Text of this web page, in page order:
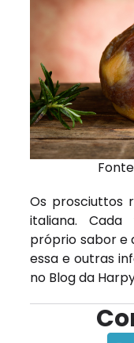
Os prosciuttos
italiana.
próprio sabor e
essa e outras
no Blog da